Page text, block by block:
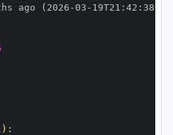
ago (2026 -03 - 19T21 : 42 : 38+00
: